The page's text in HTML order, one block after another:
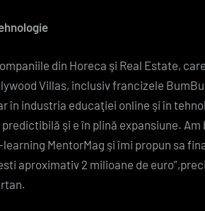
din Horeca şi Real Estate,
Villas, inclusiv francizele
în industria educaţiei online şi în
şi e în plină expansiune.
MentorMag şi îmi propun sa
aproximativ 2 milioane de